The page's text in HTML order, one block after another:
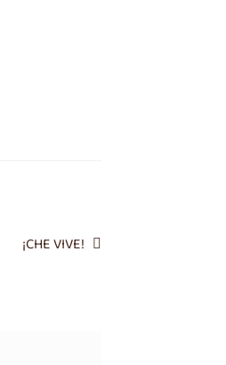
Siguiente
¡CHE VIVE!